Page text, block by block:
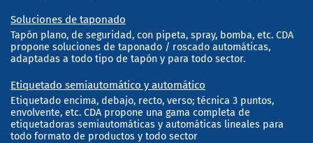
Soluciones de taponado
Tapón plano, de seguridad, con pipeta, spray, bomba, etc. CDA
propone soluciones de taponado / roscado automáticas,
adaptadas a todo tipo de tapón y para todo sector.
Etiquetado semiautomático y automático
Etiquetado encima, debajo, recto, verso; técnica 3 puntos,
envolvente, etc. CDA propone una gama completa de
etiquetadoras semiautomáticas y automáticas lineales para
todo formato de productos y todo sector